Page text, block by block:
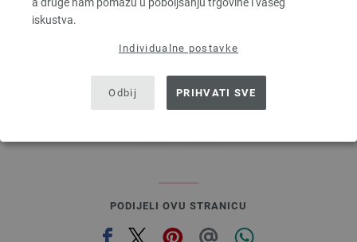
iskustva.
Individualne postavke
Odbij PRIHVATI SVE
4,16 €
bez PDV-a, dodatno troškovi za dostavu, Osnovna cijena:
PODIJELI OVU STRANICU